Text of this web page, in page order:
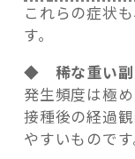
これらの症状
す。
◆ 稀な重い副
発生頻度は極
接種後の経過
やすいものです